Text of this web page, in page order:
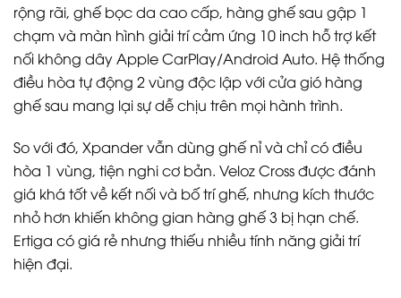
rộng rãi, ghế bọc da cao cấp, hàng ghế sau gập 1
chạm và màn hình giải trí cảm ứng 10 inch hỗ trợ kết
nối không dây Apple CarPlay/Android Auto. Hệ thống
điều hòa tự động 2 vùng độc lập với cửa gió hàng
ghế sau mang lại sự dễ chịu trên mọi hành trình.
So với đó, Xpander vẫn dùng ghế nỉ và chỉ có điều
hòa 1 vùng, tiện nghi cơ bản. Veloz Cross được đánh
giá khá tốt về kết nối và bố trí ghế, nhưng kích thước
nhỏ hơn khiến không gian hàng ghế 3 bị hạn chế.
Ertiga có giá rẻ nhưng thiếu nhiều tính năng giải trí
hiện đại.